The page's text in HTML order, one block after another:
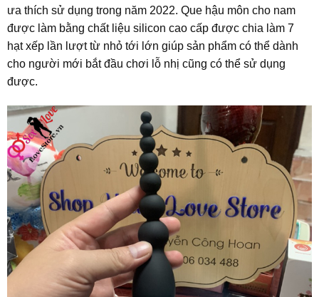
ưa thích sử dụng trong năm 2022. Que hậu môn cho nam
được làm bằng chất liệu silicon cao cấp được chia làm 7
hạt xếp lần lượt từ nhỏ tới lớn giúp sản phẩm có thể dành
cho người mới bắt đầu chơi lỗ nhị cũng có thể sử dụng
được.